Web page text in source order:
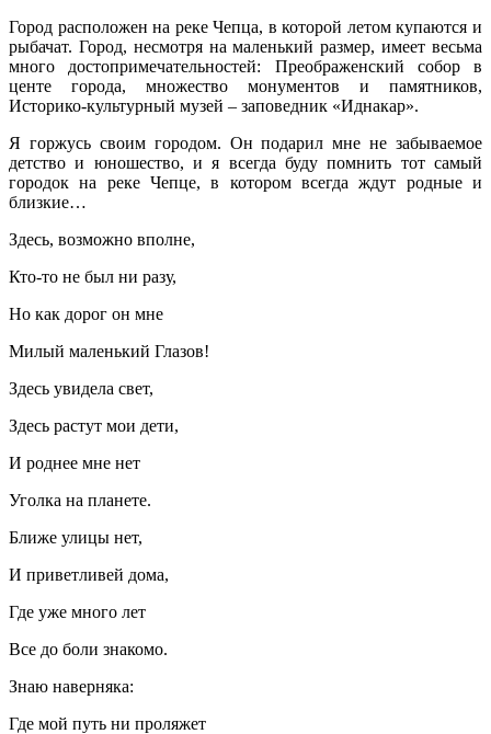
Город расположен на реке Чепца, в которой летом купаются и
рыбачат. Город, несмотря на маленький размер, имеет весьма
много достопримечательностей: Преображенский собор в
центе города, множество монументов и памятников,
Историко-культурный музей – заповедник «Иднакар».
Я горжусь своим городом. Он подарил мне не забываемое
детство и юношество, и я всегда буду помнить тот самый
городок на реке Чепце, в котором всегда ждут родные и
близкие…
Здесь, возможно вполне,
Кто-то не был ни разу,
Но как дорог он мне
Милый маленький Глазов!
Здесь увидела свет,
Здесь растут мои дети,
И роднее мне нет
Уголка на планете.
Ближе улицы нет,
И приветливей дома,
Где уже много лет
Все до боли знакомо.
Знаю наверняка:
Где мой путь ни проляжет